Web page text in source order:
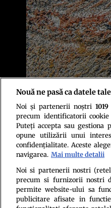
Foto: Shutterstock
Nouă ne pasă ca datele
Noi și partenerii noștri 1019
precum identificatorii
Puteți accepta sau gestiona
opune utilizării unui
confidențialitate. Aceste
navigarea. Mai multe detalii
Noi si partenerii nostri
precum si furnizorii nostri
permite website-ului sa
publicitare afisate in